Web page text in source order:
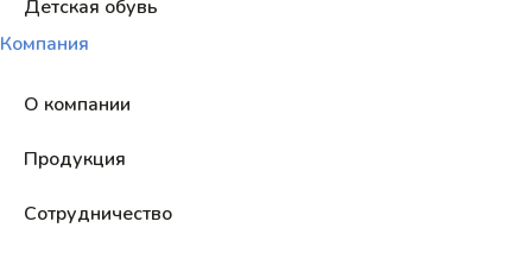
Компания
О компании
Продукция
Сотрудничество
Детская обувь